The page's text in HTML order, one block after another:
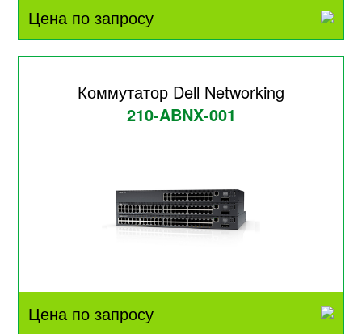
Цена по запросу
Коммутатор Dell Networking
210-ABNX-001
Цена по запросу